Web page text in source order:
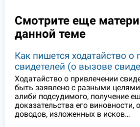
Смотрите еще
данной теме
Как пишется ходатайство о
свидетелей (о вызове
Ходатайство о привлечении
быть заявлено с разными
алиби подсудимого, получение
доказательства его виновности,
доводов, изложенных в исков…